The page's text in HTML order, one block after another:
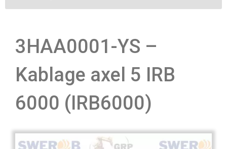
3HAA0001-YS –
Kablage axel 5 IRB
6000 (IRB6000)